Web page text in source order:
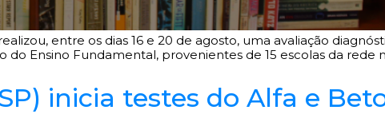
entre os dias 16 e 20 de agosto, uma avaliação
do Ensino Fundamental, provenientes de 15 escolas da rede
inicia testes do Alfa e